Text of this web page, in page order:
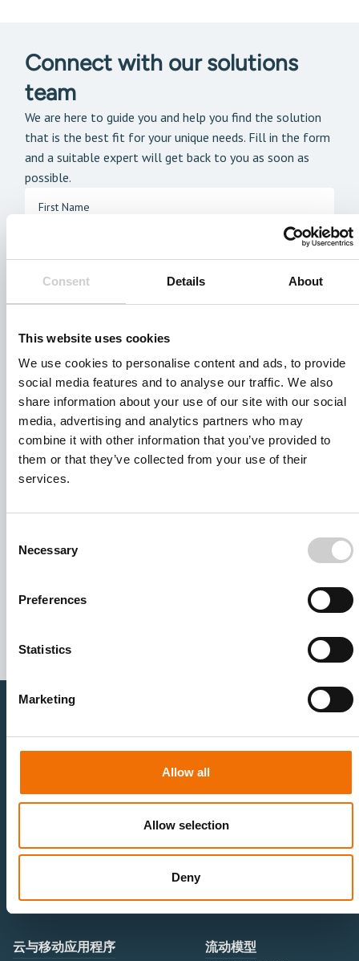
Consent Details About
This website uses cookies
We use cookies to personalise content and ads, to provide
social media features and to analyse our traffic. We also
share information about your use of our site with our social
media, advertising and analytics partners who may
combine it with other information that you’ve provided to
them or that they’ve collected from your use of their
services.
Selection
Necessary
Preferences
Statistics
Marketing
Allow all
Allow selection
Deny
Connect with our solutions
team
We are here to guide you and help you find the solution
that is the best fit for your unique needs. Fill in the form
and a suitable expert will get back to you as soon as
possible.
I agree to allow Mentice to store and process my personal
data. See our
for details or to opt-out at any
外周血管领域
产品使用
研究与开发
销售与市场营销
专业教育
开发流程
血管造影设备集成 虚拟模拟
云与移动应用程序 流动模型